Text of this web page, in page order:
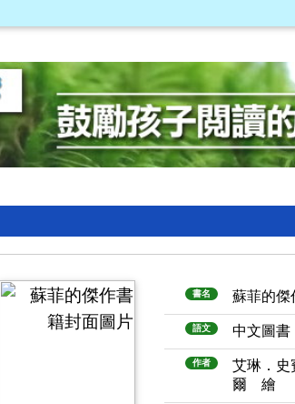
書名 蘇菲的傑
語文 中文圖書
作者
艾琳．
爾 繪